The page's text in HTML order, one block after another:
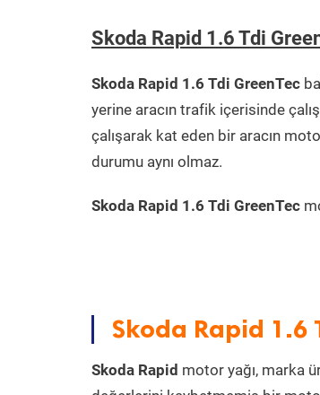
Skoda Rapid 1.6 Tdi
Skoda Rapid 1.6 Tdi GreenTec
yerine aracın trafik içerisinde
çalışarak kat eden bir aracın
durumu aynı olmaz.
Skoda Rapid 1.6 Tdi GreenTec
Skoda Rapid 1.6
Skoda Rapid motor yağı, marka